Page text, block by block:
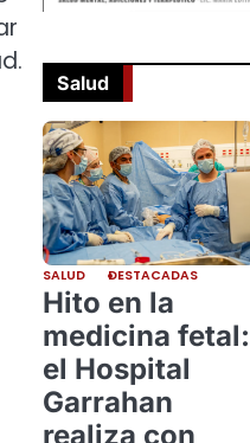
Salud
SALUD DESTACADAS
Hito en la
medicina fetal:
el Hospital
Garrahan
realiza con